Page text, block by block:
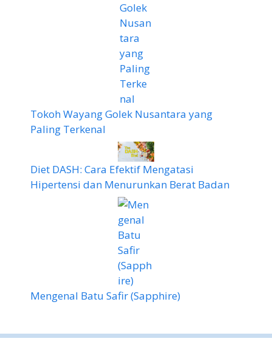
Tokoh Wayang Golek Nusantara yang
Paling Terkenal
Diet DASH: Cara Efektif Mengatasi
Hipertensi dan Menurunkan Berat Badan
Mengenal Batu Safir (Sapphire)